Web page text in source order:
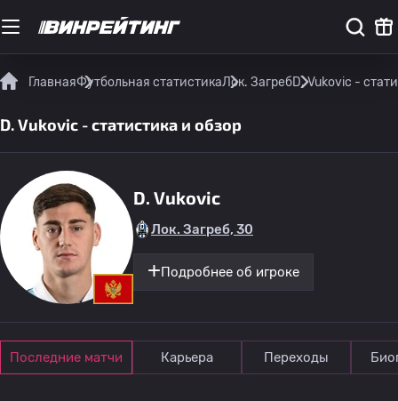
ГлавнаяФутбольная статистикаЛок. ЗагребD. Vukovic -
D. Vukovic - статистика и обзор
D. Vukovic
Лок. Загреб, 30
Подробнее об игроке
Последние матчи Карьера Переходы